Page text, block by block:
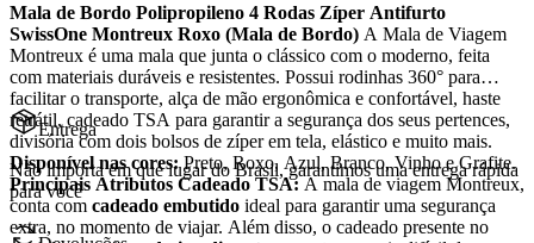
Mala de Bordo Polipropileno 4 Rodas Zíper Antifurto
SwissOne Montreux Roxo (Mala de Bordo)
Montreux é uma mala que junta o clássico com o moderno, feita
com materiais duráveis e resistentes. Possui rodinhas 360° para
facilitar o transporte, alça de mão ergonômica e confortável, haste
retrátil, cadeado TSA para garantir a segurança dos seus pertences,
divisória com dois bolsos de zíper em tela, elástico e muito mais.
Disponível nas cores:Preto, Roxo, Azul, Branco, Vinho e Grafite.
Principais Atributos Cadeado TSA: A mala de viagem Montreux,
conta com cadeado embutido ideal para garantir uma segurança
extra, no momento de viajar. Além disso, o cadeado presente no
Entrega
Não importa em que lugar do Brasil, garantimos uma entrega rápida
para você